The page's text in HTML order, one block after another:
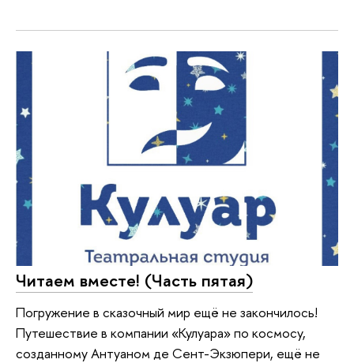
Читаем вместе! (Часть пятая)
Погружение в сказочный мир ещё не закончилось!
Путешествие в компании «Кулуара» по космосу,
созданному Антуаном де Сент-Экзюпери, ещё не